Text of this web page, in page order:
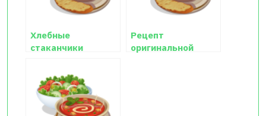
Хлебные
стаканчики
Рецепт
оригинальной